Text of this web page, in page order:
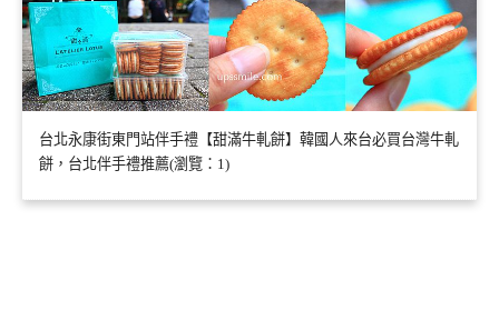
台北永康街東門站伴手禮【甜滿牛軋餅】韓國人來台必買台灣牛軋
餅，台北伴手禮推薦(瀏覽：1)